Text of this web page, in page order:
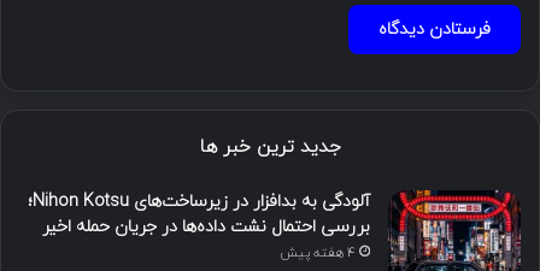
جدید ترین خبر ها
آلودگی به بدافزار در زیرساخت‌های Nihon Kotsu؛
بررسی احتمال نشت داده‌ها در جریان حمله اخیر
4 هفته پیش